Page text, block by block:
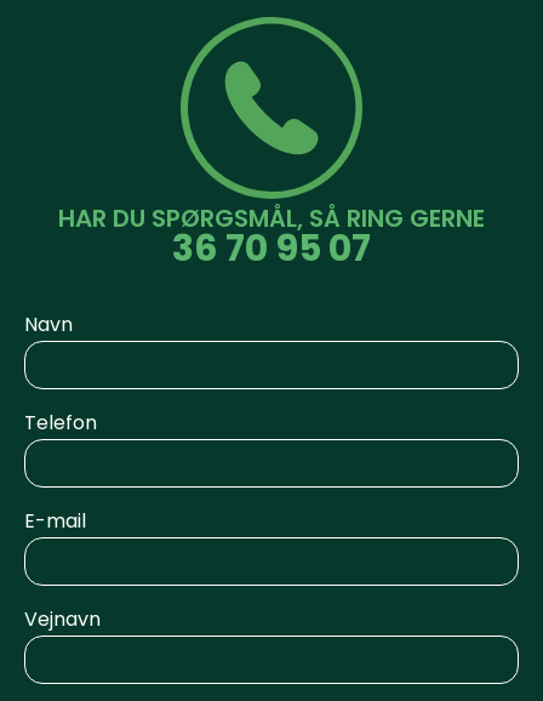
Navn
Telefon
E-mail
Vejnavn
HAR DU SPØRGSMÅL, SÅ RING GERNE
36 70 95 07